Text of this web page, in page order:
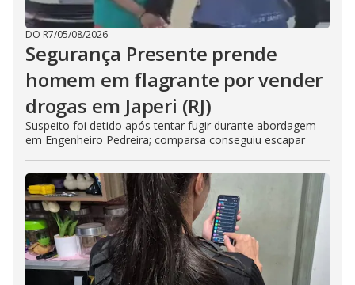
DO R7/05/08/2026
Segurança Presente prende
homem em flagrante por vender
drogas em Japeri (RJ)
Suspeito foi detido após tentar fugir durante abordagem
em Engenheiro Pedreira; comparsa conseguiu escapar